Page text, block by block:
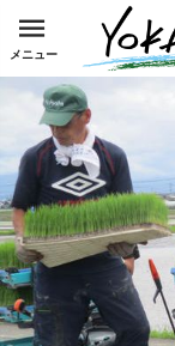
メニュー